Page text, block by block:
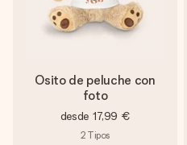
Osito de peluche con
foto
desde 17,99 €
2 Tipos